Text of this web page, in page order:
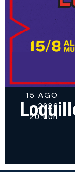
15 AGO
2026
20.00h